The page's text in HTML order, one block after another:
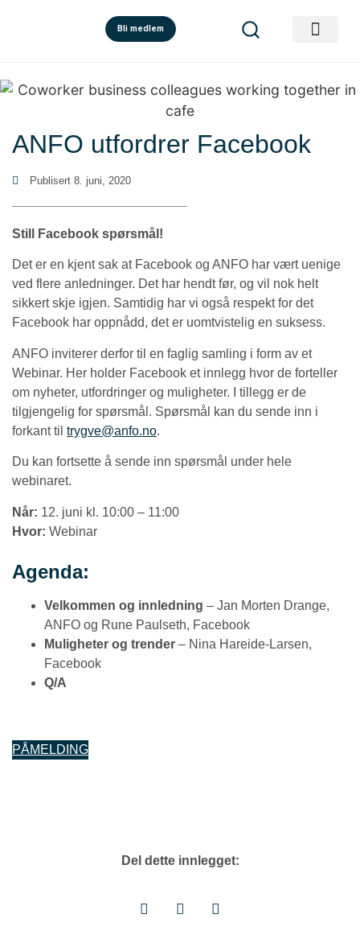
Bli medlem
ANFO utfordrer Facebook
Publisert 8. juni, 2020
Still Facebook spørsmål!
Det er en kjent sak at Facebook og ANFO har vært uenige
ved flere anledninger. Det har hendt før, og vil nok helt
sikkert skje igjen. Samtidig har vi også respekt for det
Facebook har oppnådd, det er uomtvistelig en suksess.
ANFO inviterer derfor til en faglig samling i form av et
Webinar. Her holder Facebook et innlegg hvor de forteller
om nyheter, utfordringer og muligheter. I tillegg er de
tilgjengelig for spørsmål. Spørsmål kan du sende inn i
forkant til trygve@anfo.no.
Du kan fortsette å sende inn spørsmål under hele
webinaret.
Når: 12. juni kl. 10:00 – 11:00
Hvor: Webinar
Agenda:
Velkommen og innledning – Jan Morten Drange,
ANFO og Rune Paulseth, Facebook
Muligheter og trender – Nina Hareide-Larsen,
Facebook
Q/A
PÅMELDING
Del dette innlegget: